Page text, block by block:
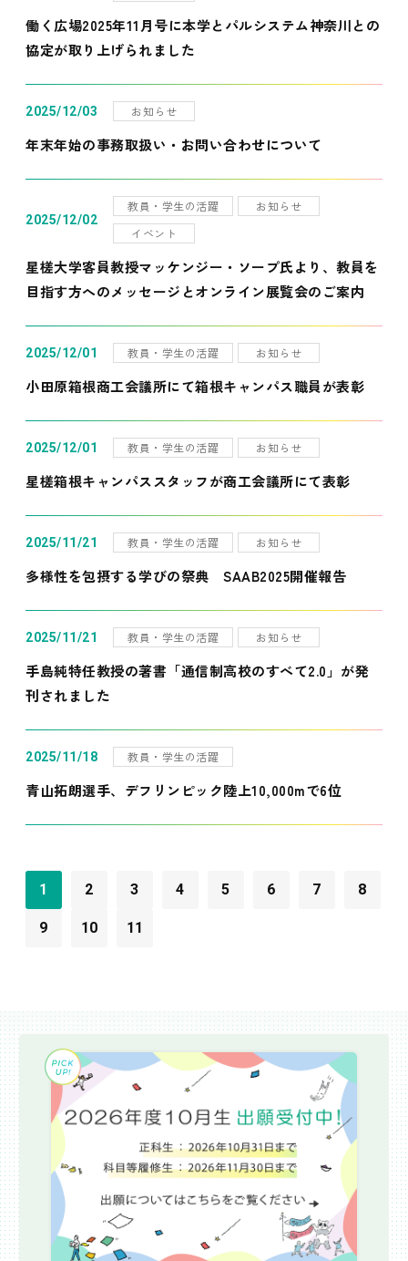
働く広場2025年11月号に本学とパルシステム神奈川との
協定が取り上げられました
2025/12/03 お知らせ
年末年始の事務取扱い・お問い合わせについて
2025/12/02
教員・学生の活躍
お知らせ
イベント
星槎大学客員教授マッケンジー・ソープ氏より、教員を
目指す方へのメッセージとオンライン展覧会のご案内
2025/12/01 教員・学生の活躍 お知らせ
小田原箱根商工会議所にて箱根キャンパス職員が表彰
2025/12/01 教員・学生の活躍 お知らせ
星槎箱根キャンパススタッフが商工会議所にて表彰
2025/11/21 教員・学生の活躍 お知らせ
多様性を包摂する学びの祭典 SAAB2025開催報告
2025/11/21 教員・学生の活躍 お知らせ
手島純特任教授の著書「通信制高校のすべて2.0」が発
刊されました
2025/11/18 教員・学生の活躍
青山拓朗選手、デフリンピック陸上10,000mで6位
1 2 3 4 5 6 7 8
9 10 11